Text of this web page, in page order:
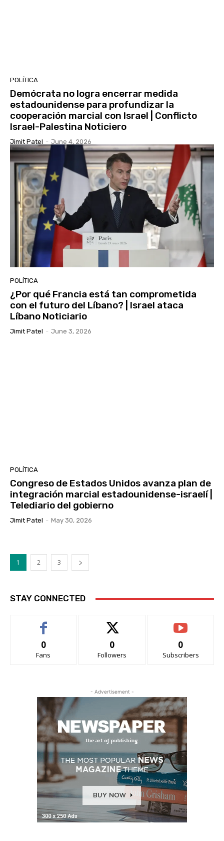
POLÍTICA
Demócrata no logra encerrar medida
estadounidense para profundizar la
cooperación marcial con Israel | Conflicto
Israel-Palestina Noticiero
Jimit Patel - June 4, 2026
POLÍTICA
¿Por qué Francia está tan comprometida
con el futuro del Líbano? | Israel ataca
Líbano Noticiario
Jimit Patel - June 3, 2026
POLÍTICA
Congreso de Estados Unidos avanza plan de
integración marcial estadounidense-israelí |
Telediario del gobierno
Jimit Patel - May 30, 2026
1 2 3
STAY CONNECTED
0
Fans
0
Followers
0
Subscribers
- Advertisement -